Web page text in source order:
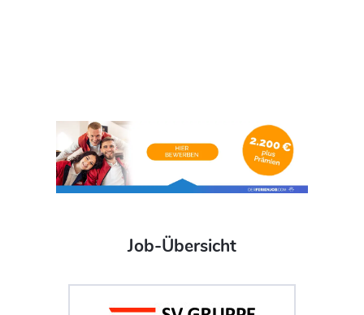
Job-Übersicht